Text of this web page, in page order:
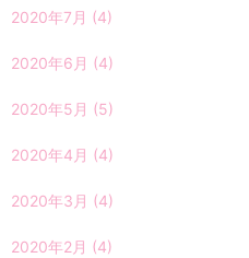
2020年7月 (4)
2020年6月 (4)
2020年5月 (5)
2020年4月 (4)
2020年3月 (4)
2020年2月 (4)